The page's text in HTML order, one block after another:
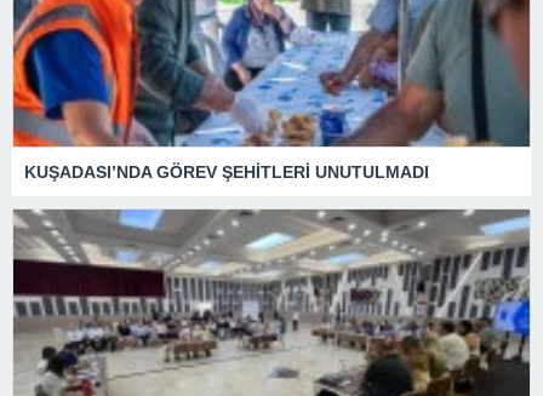
KUŞADASI’NDA GÖREV ŞEHİTLERİ UNUTULMADI